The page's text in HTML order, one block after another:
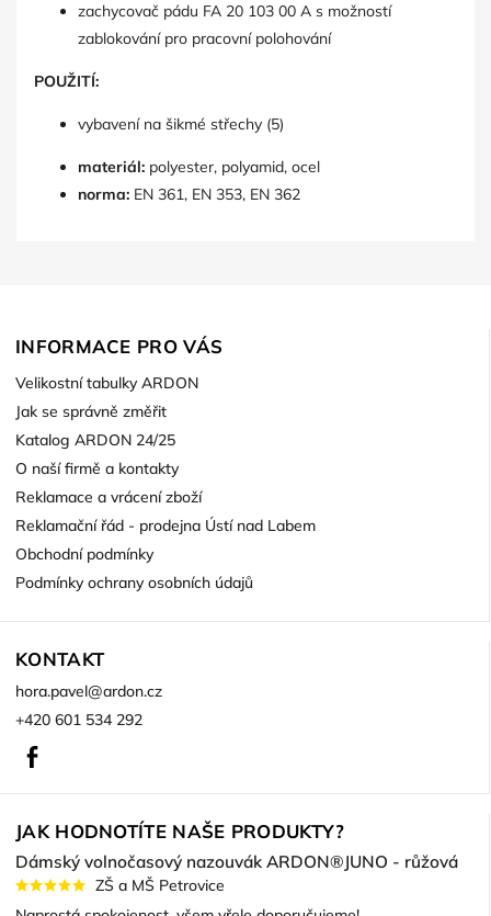
zachycovač pádu FA 20 103 00 A s možností
zablokování pro pracovní polohování
POUŽITÍ:
vybavení na šikmé střechy (5)
materiál: polyester, polyamid, ocel
norma: EN 361, EN 353, EN 362
INFORMACE PRO VÁS
Velikostní tabulky ARDON
Jak se správně změřit
Katalog ARDON 24/25
O naší firmě a kontakty
Reklamace a vrácení zboží
Reklamační řád - prodejna Ústí nad Labem
Obchodní podmínky
Podmínky ochrany osobních údajů
KONTAKT
hora.pavel@ardon.cz
+420 601 534 292
JAK HODNOTÍTE NAŠE PRODUKTY?
Dámský volnočasový nazouvák ARDON®JUNO - růžová
ZŠ a MŠ Petrovice